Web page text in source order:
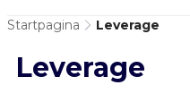
Startpagina Leverage
Leverage